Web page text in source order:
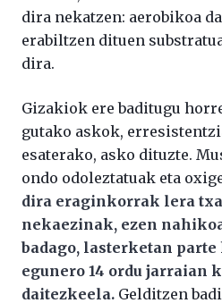
dira nekatzen: aerobikoa
erabiltzen dituen
dira.
Gizakiok ere baditugu
gutako askok,
esaterako, asko dituzte.
ondo odoleztatuak eta
dira eraginkorrak lera
nekaezinak, ezen
badago, lasterketan
egunero 14 ordu jarraian
daitezkeela. Gelditzen